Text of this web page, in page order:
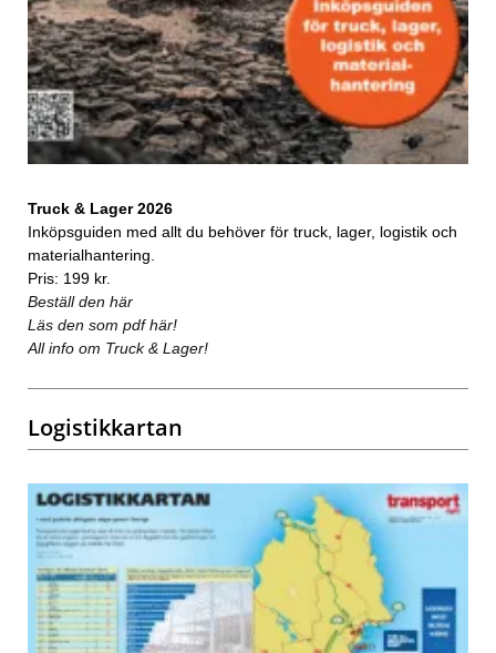
Truck & Lager 2026
Inköpsguiden med allt du behöver för truck, lager, logistik och
materialhantering.
Pris: 199 kr.
Beställ den här
Läs den som pdf här!
All info om Truck & Lager!
Logistikkartan